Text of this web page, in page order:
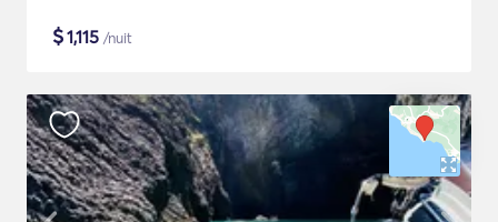
$1,115 /nuit